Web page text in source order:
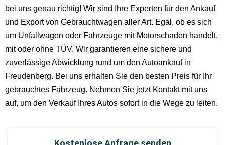
bei uns genau richtig! Wir sind Ihre Experten für den Ankauf
und Export von Gebrauchtwagen aller Art. Egal, ob es sich
um Unfallwagen oder Fahrzeuge mit Motorschaden handelt,
mit oder ohne TÜV. Wir garantieren eine sichere und
zuverlässige Abwicklung rund um den Autoankauf in
Freudenberg. Bei uns erhalten Sie den besten Preis für Ihr
gebrauchtes Fahrzeug. Nehmen Sie jetzt Kontakt mit uns
auf, um den Verkauf Ihres Autos sofort in die Wege zu leiten.